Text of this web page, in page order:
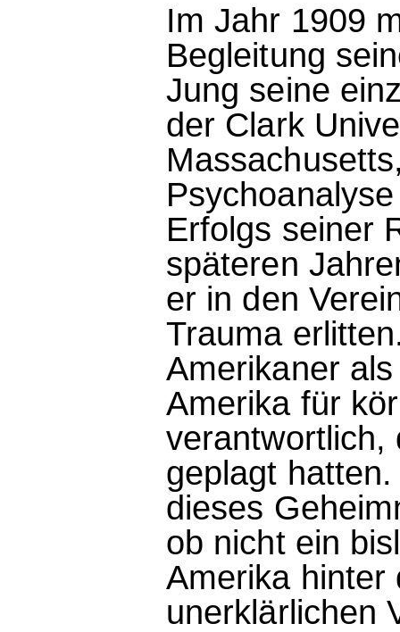
Im Jahr 1909
Begleitung
Jung seine
der Clark
Erfolgs seiner
späteren
er in den
Trauma
Amerikaner
Amerika für
verantwortlich,
geplagt
dieses
ob nicht ein
Amerika hinter
unerklärlichen